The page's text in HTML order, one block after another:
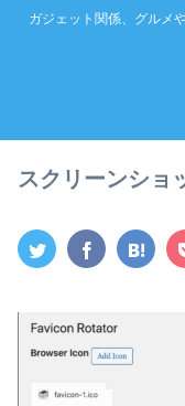
ガジェット関係、グルメ
スクリーンショ